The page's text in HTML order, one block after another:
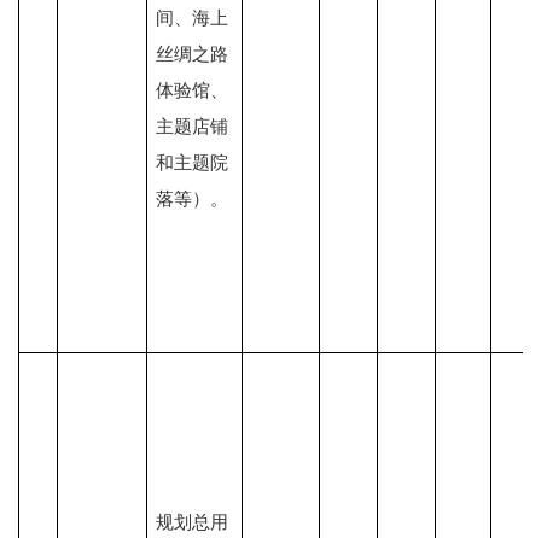
间、海上
丝绸之路
体验馆、
主题店铺
和主题院
落等）。
规划总用